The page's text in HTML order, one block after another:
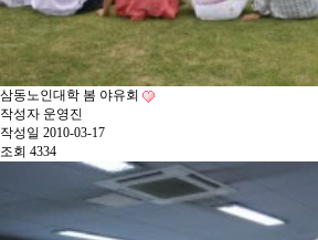
삼동노인대학 봄 야유회
작성자 운영진
작성일 2010-03-17
조회 4334